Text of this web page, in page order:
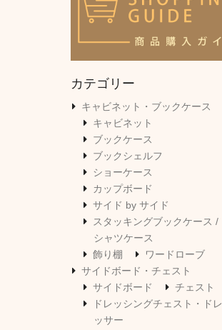
カテゴリー
キャビネット・ブックケース
キャビネット
ブックケース
ブックシェルフ
ショーケース
カップボード
サイド by サイド
スタッキングブックケース /
シャツケース
飾り棚
ワードローブ
サイドボード・チェスト
サイドボード
チェスト
ドレッシングチェスト・ドレ
ッサー